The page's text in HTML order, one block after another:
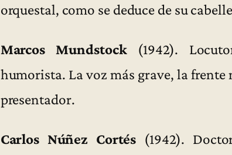
orquestal, como se deduce de su
Marcos Mundstock(1942).
humorista. La voz más grave, la frente
presentador.
Carlos Núñez Cortés (1942).